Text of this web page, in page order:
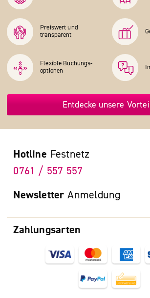
Preiswert und
transparent
Flexible Buchungs­
optionen
Entdecke unsere
Zahlungsarten
Hotline Festnetz
0761 / 557 557
Newsletter Anmeldung